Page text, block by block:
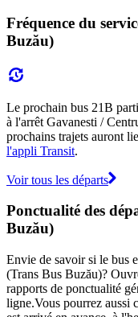
Fréquence du
Buzău)
Le prochain bus 21B
à l'arrêt Gavanesti /
prochains trajets auront
l'appli Transit.
Voir tous les départs
Ponctualité des
Buzău)
Envie de savoir si le bus
(Trans Bus Buzău)?
rapports de ponctualité
ligne.Vous pourrez aussi